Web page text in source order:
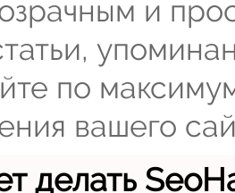
и
по
вашего
делать